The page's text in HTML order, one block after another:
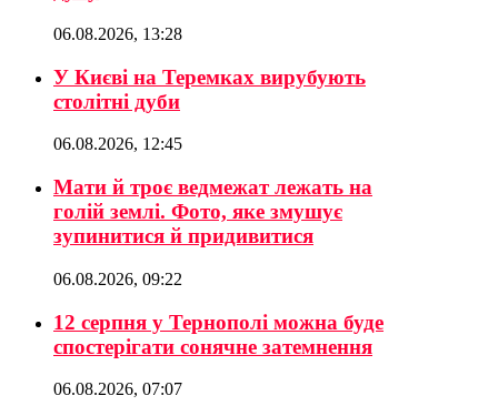
06.08.2026, 13:28
У Києві на Теремках вирубують
столітні дуби
06.08.2026, 12:45
Мати й троє ведмежат лежать на
голій землі. Фото, яке змушує
зупинитися й придивитися
06.08.2026, 09:22
12 серпня у Тернополі можна буде
спостерігати сонячне затемнення
06.08.2026, 07:07